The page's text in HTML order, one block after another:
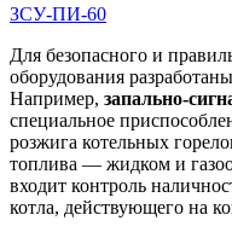
ЗСУ-ПИ-60
Для безопасного и
оборудования
Например, запально-
специальное
розжига котельных
топлива — жидком и
входит контроль
котла, действующего на